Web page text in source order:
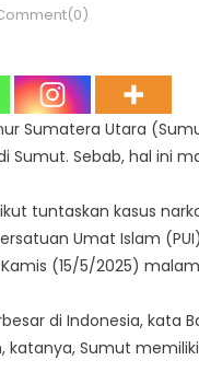
Sumatera Utara
Sumut. Sebab, hal ini
tuntaskan kasus
Umat Islam
(15/5/2025)
di Indonesia, kata
katanya, Sumut